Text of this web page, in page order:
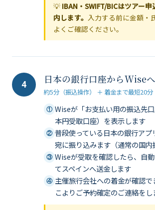
💡 IBAN・SWIFT/BICはツアー
内します。 入力する前に金額・
よくご確認ください。
4 日本の銀行口座からWise
約5分（振込操作） ＋ 着金まで最短20分
① Wiseが「お支払い用の振込先
本円受取口座）を表示します
② 普段使っている日本の銀行ア
宛に振り込みます（通常の国内
③ Wiseが受取を確認したら、自
てスペインへ送金します
④ 主催旅行会社への着金が確認
こよりご予約確定のご連絡をし